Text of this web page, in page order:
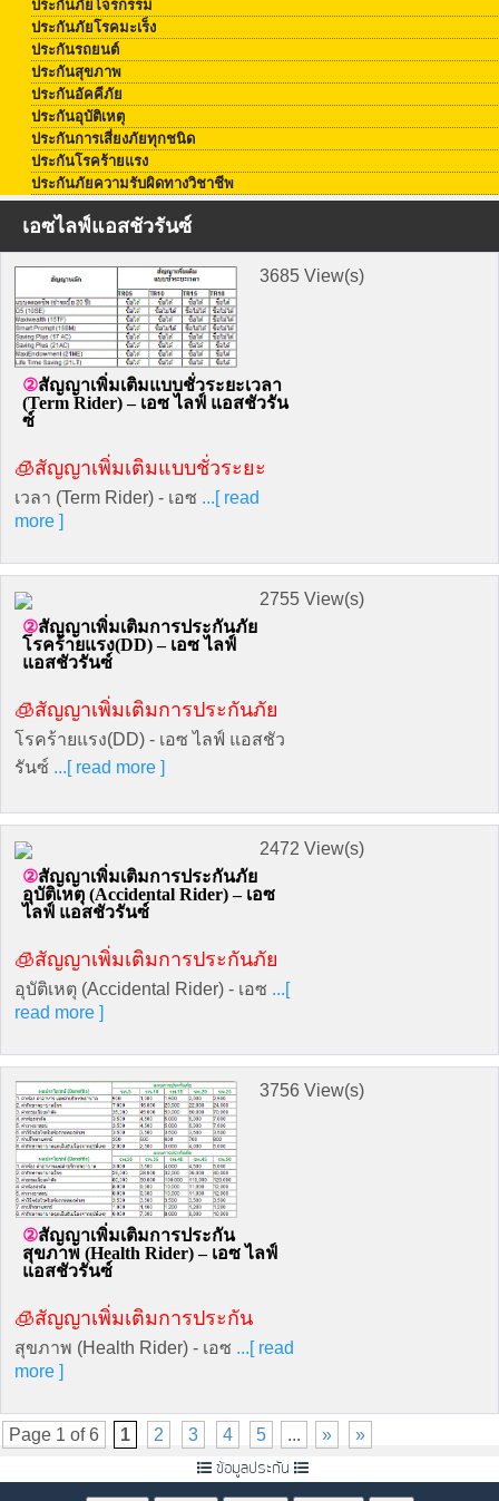
ประกันภัยโจรกรรม
ประกันภัยโรคมะเร็ง
ประกันรถยนต์
ประกันสุขภาพ
ประกันอัคคีภัย
ประกันอุบัติเหตุ
ประกันการเสี่ยงภัยทุกชนิด
ประกันโรคร้ายแรง
ประกันภัยความรับผิดทางวิชาชีพ
เอซไลฟ์แอสชัวรันซ์
สัญญาเพิ่มเติมแบบชั่วระยะเวลา
(Term Rider) – เอซ ไลฟ์ แอสชัวรัน
ซ์
🧊สัญญาเพิ่มเติมแบบชั่วระยะ
เวลา (Term Rider) - เอซ ...[ read
more ]
3685 View(s)
สัญญาเพิ่มเติมการประกันภัย
โรคร้ายแรง(DD) – เอซ ไลฟ์
แอสชัวรันซ์
🧊สัญญาเพิ่มเติมการประกันภัย
โรคร้ายแรง(DD) - เอซ ไลฟ์ แอสชัว
รันซ์ ...[ read more ]
2755 View(s)
สัญญาเพิ่มเติมการประกันภัย
อุบัติเหตุ (Accidental Rider) – เอซ
ไลฟ์ แอสชัวรันซ์
🧊สัญญาเพิ่มเติมการประกันภัย
อุบัติเหตุ (Accidental Rider) - เอซ ...[
read more ]
2472 View(s)
สัญญาเพิ่มเติมการประกัน
สุขภาพ (Health Rider) – เอซ ไลฟ์
แอสชัวรันซ์
🧊สัญญาเพิ่มเติมการประกัน
สุขภาพ (Health Rider) - เอซ ...[ read
more ]
3756 View(s)
Page 1 of 6 1 2 3 4 5 ... » »
ข้อมูลประกัน